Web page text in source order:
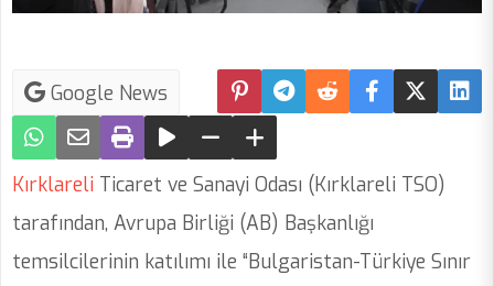
Google News
Kırklareli Ticaret ve Sanayi Odası (Kırklareli TSO)
tarafından, Avrupa Birliği (AB) Başkanlığı
temsilcilerinin katılımı ile “Bulgaristan-Türkiye Sınır